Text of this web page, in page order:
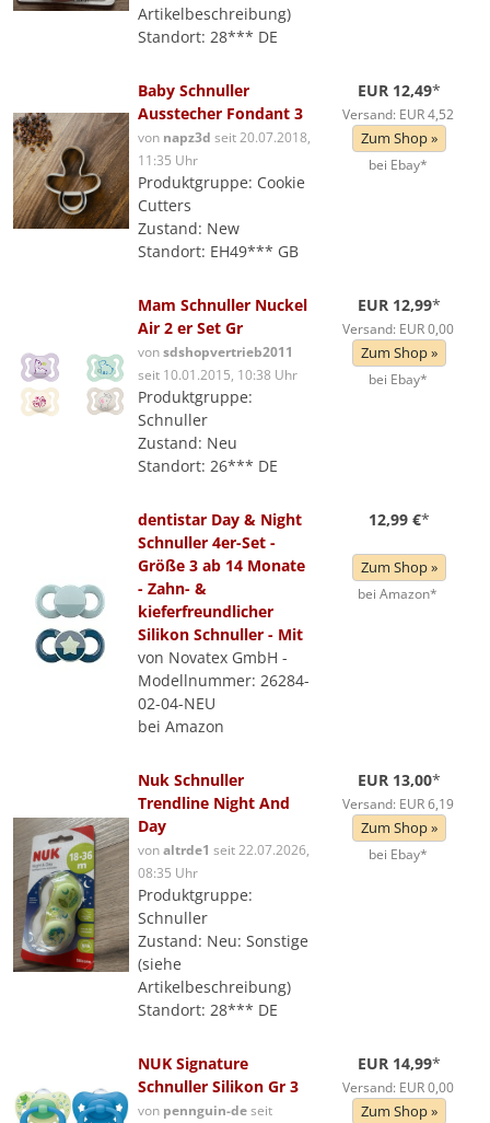
Artikelbeschreibung)
Standort: 28*** DE
Baby Schnuller
Ausstecher Fondant 3
von napz3d seit 20.07.2018,
11:35 Uhr
Produktgruppe: Cookie
Cutters
Zustand: New
Standort: EH49*** GB
EUR 12,49*
Versand: EUR 4,52
Zum Shop »
bei Ebay*
Mam Schnuller Nuckel
Air 2 er Set Gr
vonsdshopvertrieb2011
seit 10.01.2015, 10:38 Uhr
Produktgruppe:
Schnuller
Zustand: Neu
Standort: 26*** DE
EUR 12,99*
Versand: EUR 0,00
Zum Shop »
bei Ebay*
dentistar Day & Night
Schnuller 4er-Set -
Größe 3 ab 14 Monate
- Zahn- &
kieferfreundlicher
Silikon Schnuller - Mit
von Novatex GmbH -
Modellnummer: 26284-
02-04-NEU
bei Amazon
12,99 €*
Zum Shop »
bei Amazon*
Nuk Schnuller
Trendline Night And
Day
vonaltrde1 seit 22.07.2026,
08:35 Uhr
Produktgruppe:
Schnuller
Zustand: Neu: Sonstige
(siehe
Artikelbeschreibung)
Standort: 28*** DE
EUR 13,00*
Versand: EUR 6,19
Zum Shop »
bei Ebay*
NUK Signature
Schnuller Silikon Gr 3
von pennguin-deseit
EUR 14,99*
Versand: EUR 0,00
Zum Shop »